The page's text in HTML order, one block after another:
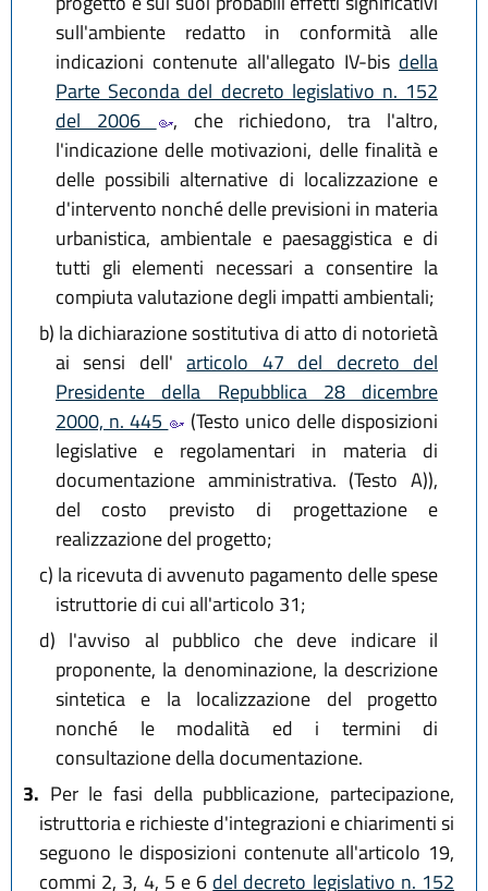
sull'ambiente redatto in conformità alle
indicazioni contenute all'allegato IV-bis della
Parte Seconda del decreto legislativo n. 152
del 2006
, che richiedono, tra l'altro,
l'indicazione delle motivazioni, delle finalità e
delle possibili alternative di localizzazione e
d'intervento nonché delle previsioni in materia
urbanistica, ambientale e paesaggistica e di
tutti gli elementi necessari a consentire la
compiuta valutazione degli impatti ambientali;
b) la dichiarazione sostitutiva di atto di notorietà
ai sensi dell'articolo 47 del decreto del
Presidente della Repubblica 28 dicembre
2000, n. 445
(Testo unico delle disposizioni
legislative e regolamentari in materia di
documentazione amministrativa. (Testo A)),
del costo previsto di progettazione e
realizzazione del progetto;
c) la ricevuta di avvenuto pagamento delle spese
istruttorie di cui all'articolo 31;
d) l'avviso al pubblico che deve indicare il
proponente, la denominazione, la descrizione
sintetica e la localizzazione del progetto
nonché le modalità ed i termini di
consultazione della documentazione.
3. Per le fasi della pubblicazione, partecipazione,
istruttoria e richieste d'integrazioni e chiarimenti si
seguono le disposizioni contenute all'articolo 19,
commi 2, 3, 4, 5 e 6 del decreto legislativo n. 152